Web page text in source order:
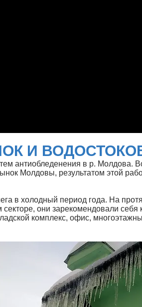
И
антиобледенения в р. Молдова.
Молдовы, результатом этой
в холодный период года. На
они зарекомендовали
комплекс, офис,